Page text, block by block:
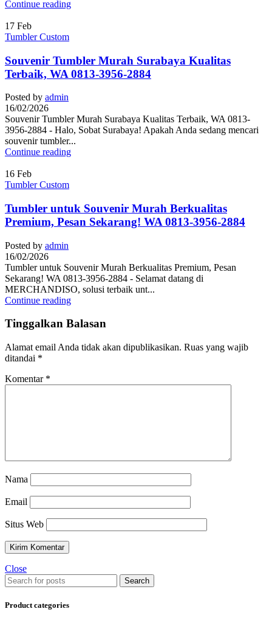
Continue reading
17 Feb
Tumbler Custom
Souvenir Tumbler Murah Surabaya Kualitas
Terbaik, WA 0813-3956-2884
Posted by admin
16/02/2026
Souvenir Tumbler Murah Surabaya Kualitas Terbaik, WA 0813-
3956-2884 - Halo, Sobat Surabaya! Apakah Anda sedang mencari
souvenir tumbler...
Continue reading
16 Feb
Tumbler Custom
Tumbler untuk Souvenir Murah Berkualitas
Premium, Pesan Sekarang! WA 0813-3956-2884
Posted by admin
16/02/2026
Tumbler untuk Souvenir Murah Berkualitas Premium, Pesan
Sekarang! WA 0813-3956-2884 - Selamat datang di
MERCHANDISO, solusi terbaik unt...
Continue reading
Tinggalkan Balasan
Alamat email Anda tidak akan dipublikasikan. Ruas yang wajib
ditandai *
Komentar *
Nama
Email
Situs Web
Close
Search
Product categories